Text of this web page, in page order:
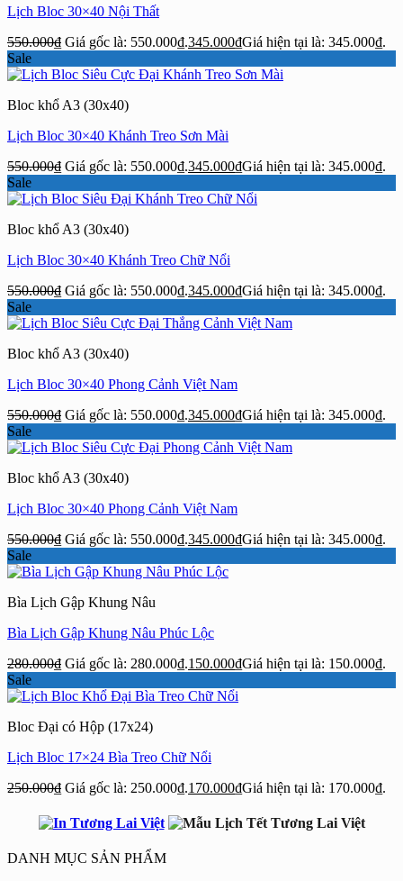
Lịch Bloc 30×40 Nội Thất
550.000₫ Giá gốc là: 550.000₫.345.000₫Giá hiện tại là: 345.000₫.
Sale
Bloc khổ A3 (30x40)
Lịch Bloc 30×40 Khánh Treo Sơn Mài
550.000₫ Giá gốc là: 550.000₫.345.000₫Giá hiện tại là: 345.000₫.
Sale
Bloc khổ A3 (30x40)
Lịch Bloc 30×40 Khánh Treo Chữ Nổi
550.000₫ Giá gốc là: 550.000₫.345.000₫Giá hiện tại là: 345.000₫.
Sale
Bloc khổ A3 (30x40)
Lịch Bloc 30×40 Phong Cảnh Việt Nam
550.000₫ Giá gốc là: 550.000₫.345.000₫Giá hiện tại là: 345.000₫.
Sale
Bloc khổ A3 (30x40)
Lịch Bloc 30×40 Phong Cảnh Việt Nam
550.000₫ Giá gốc là: 550.000₫.345.000₫Giá hiện tại là: 345.000₫.
Sale
Bìa Lịch Gập Khung Nâu
Bìa Lịch Gập Khung Nâu Phúc Lộc
280.000₫ Giá gốc là: 280.000₫.150.000₫Giá hiện tại là: 150.000₫.
Sale
Bloc Đại có Hộp (17x24)
Lịch Bloc 17×24 Bìa Treo Chữ Nổi
250.000₫ Giá gốc là: 250.000₫.170.000₫Giá hiện tại là: 170.000₫.
DANH MỤC SẢN PHẨM